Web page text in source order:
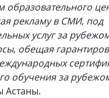
рекламу в СМИ, под
услуг за
обещая
обучения за
Астаны.